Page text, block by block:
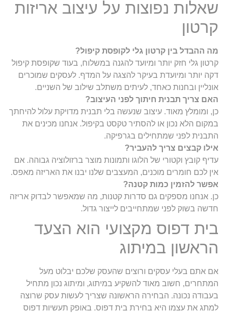
שאלות נפוצות על עיצוב אריזות
קרטון
מה ההבדל בין קרטון גלי לקופסת קיפול?
קרטון גלי חזק יותר ומיועד להגנה במשלוח, בעוד שקופסת קיפול
דקה יותר ומיועדת בעיקר להצגה על המדף. לעסקים שמוכרים
אונליין ובחנות כאחד, לעיתים משתלב שילוב של השניים.
האם צריך תבנית חיתוך לפני העיצוב?
כן, ומומלץ מאוד. עיצוב שנעשה בלי תבנית מדויקת עלול להיחתך
במקום הלא נכון או להסתיר טקסט בקיפול. אנחנו מכינים את
התבנית לפני שמתחילים בגרפיקה.
אילו קבצים צריך להעביר?
עדיף קובץ וקטורי של הלוגו ותמונות מוצר ברזולוציה גבוהה. אם
אין לכם חומרים מוכנים, המעצבים שלנו יבנו את האריזה מאפס.
אפשר להזמין כמות קטנה?
כן. אנחנו מספקים גם סדרות קטנות, מה שמאפשר לבדוק אריזה
חדשה בשוק לפני שמתחייבים לייצור גדול.
בית דפוס מקצועי הוא הצעד
הראשון במיתוג
אם אתם בעלי עסקים ורוצים שהעסק שלכם יבלוט מעל
המתחרים, חשוב מאוד להשקיע במיתוג, ומיתוג נכון מתחיל
בעבודה נכונה. הבחירה הראשונה שצריך לעשות עסק שרוצה
למתג את עצמו היא בחירת בית דפוס. באופק תעשיות דפוס